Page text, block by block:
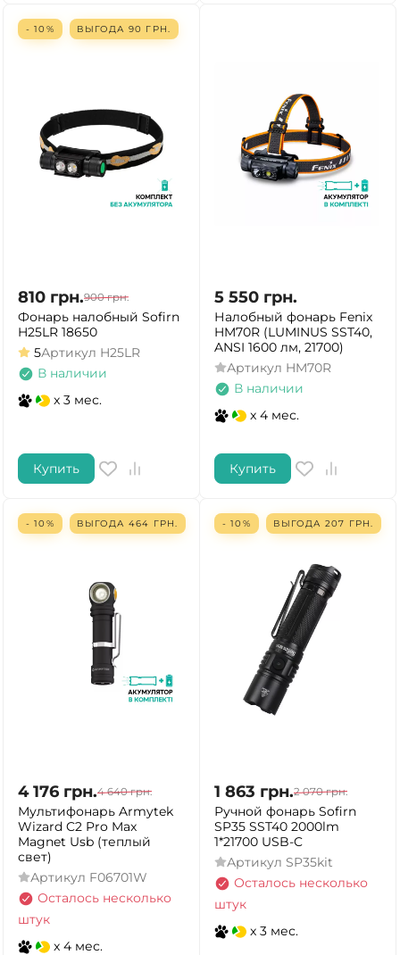
- 10% ВЫГОДА 90 ГРН.
810 грн.900 грн.
Фонарь налобный Sofirn
H25LR 18650
5Артикул H25LR
В наличии
x 3 мес.
Купить
5 550 грн.
Налобный фонарь Fenix
HM70R (LUMINUS SST40,
ANSI 1600 лм, 21700)
Артикул HM70R
В наличии
x 4 мес.
Купить
- 10% ВЫГОДА 464 ГРН.
4 176 грн.4 640 грн.
Мультифонарь Armytek
Wizard C2 Pro Max
Magnet Usb (теплый
свет)
Артикул F06701W
Осталось несколько
штук
x 4 мес.
- 10% ВЫГОДА 207 ГРН.
1 863 грн.2 070 грн.
Ручной фонарь Sofirn
SP35 SST40 2000lm
1*21700 USB-C
Артикул SP35kit
Осталось несколько
штук
x 3 мес.